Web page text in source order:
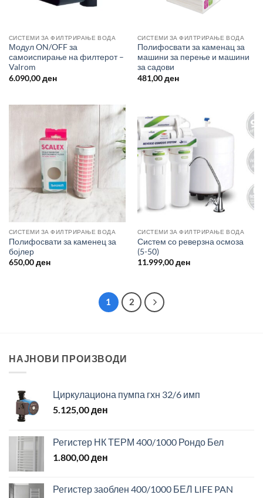
СИСТЕМИ ЗА ФИЛТРИРАЊЕ ВОДА
Модул ON/OFF за
самоиспирање на филтерот –
Valrom
6.090,00ден
СИСТЕМИ ЗА ФИЛТРИРАЊЕ ВОДА
Полифосвати за каменац за
машини за перење и машини
за садови
481,00ден
СИСТЕМИ ЗА ФИЛТРИРАЊЕ ВОДА
Полифосвати за каменец за
бојлер
650,00ден
СИСТЕМИ ЗА ФИЛТРИРАЊЕ ВОДА
Систем со реверзна осмоза
(5-50)
11.999,00ден
1 2
НАЈНОВИ ПРОИЗВОДИ
Циркулациона пумпа гхн 32/6 имп
5.125,00ден
Регистер НК ТЕРМ 400/1000 Рондо Бел
1.800,00ден
Регистер заоблен 400/1000 БЕЛ LIFE PAN